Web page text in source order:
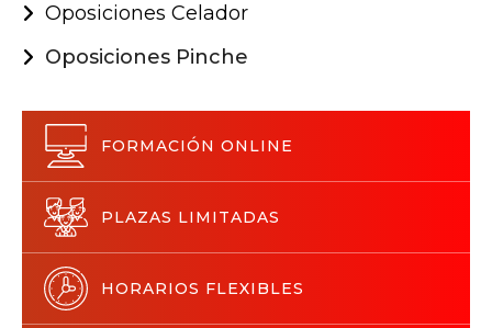
Oposiciones Celador
Oposiciones Pinche
FORMACIÓN ONLINE
PLAZAS LIMITADAS
HORARIOS FLEXIBLES